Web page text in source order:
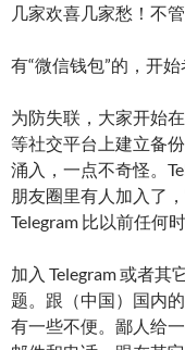
几家欢喜几家愁！不
有“微信钱包”的，开
为防失联，大家开始
等社交平台上建立备
涌入，一点不奇怪。
朋友圈里有人加入了
Telegram 比以前任何
加入 Telegram 或者
题。跟（中国）国内
有一些不便。鄙人给